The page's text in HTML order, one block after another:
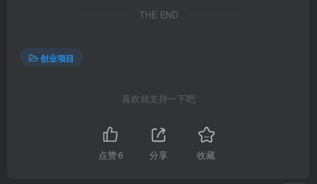
THE END
创业项目
喜欢就支持一下吧
点赞6 分享 收藏